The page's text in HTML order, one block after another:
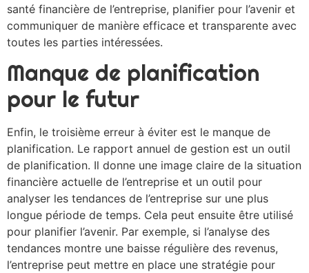
santé financière de l’entreprise, planifier pour l’avenir et
communiquer de manière efficace et transparente avec
toutes les parties intéressées.
Manque de planification
pour le futur
Enfin, le troisième erreur à éviter est le manque de
planification. Le rapport annuel de gestion est un outil
de planification. Il donne une image claire de la situation
financière actuelle de l’entreprise et un outil pour
analyser les tendances de l’entreprise sur une plus
longue période de temps. Cela peut ensuite être utilisé
pour planifier l’avenir. Par exemple, si l’analyse des
tendances montre une baisse régulière des revenus,
l’entreprise peut mettre en place une stratégie pour